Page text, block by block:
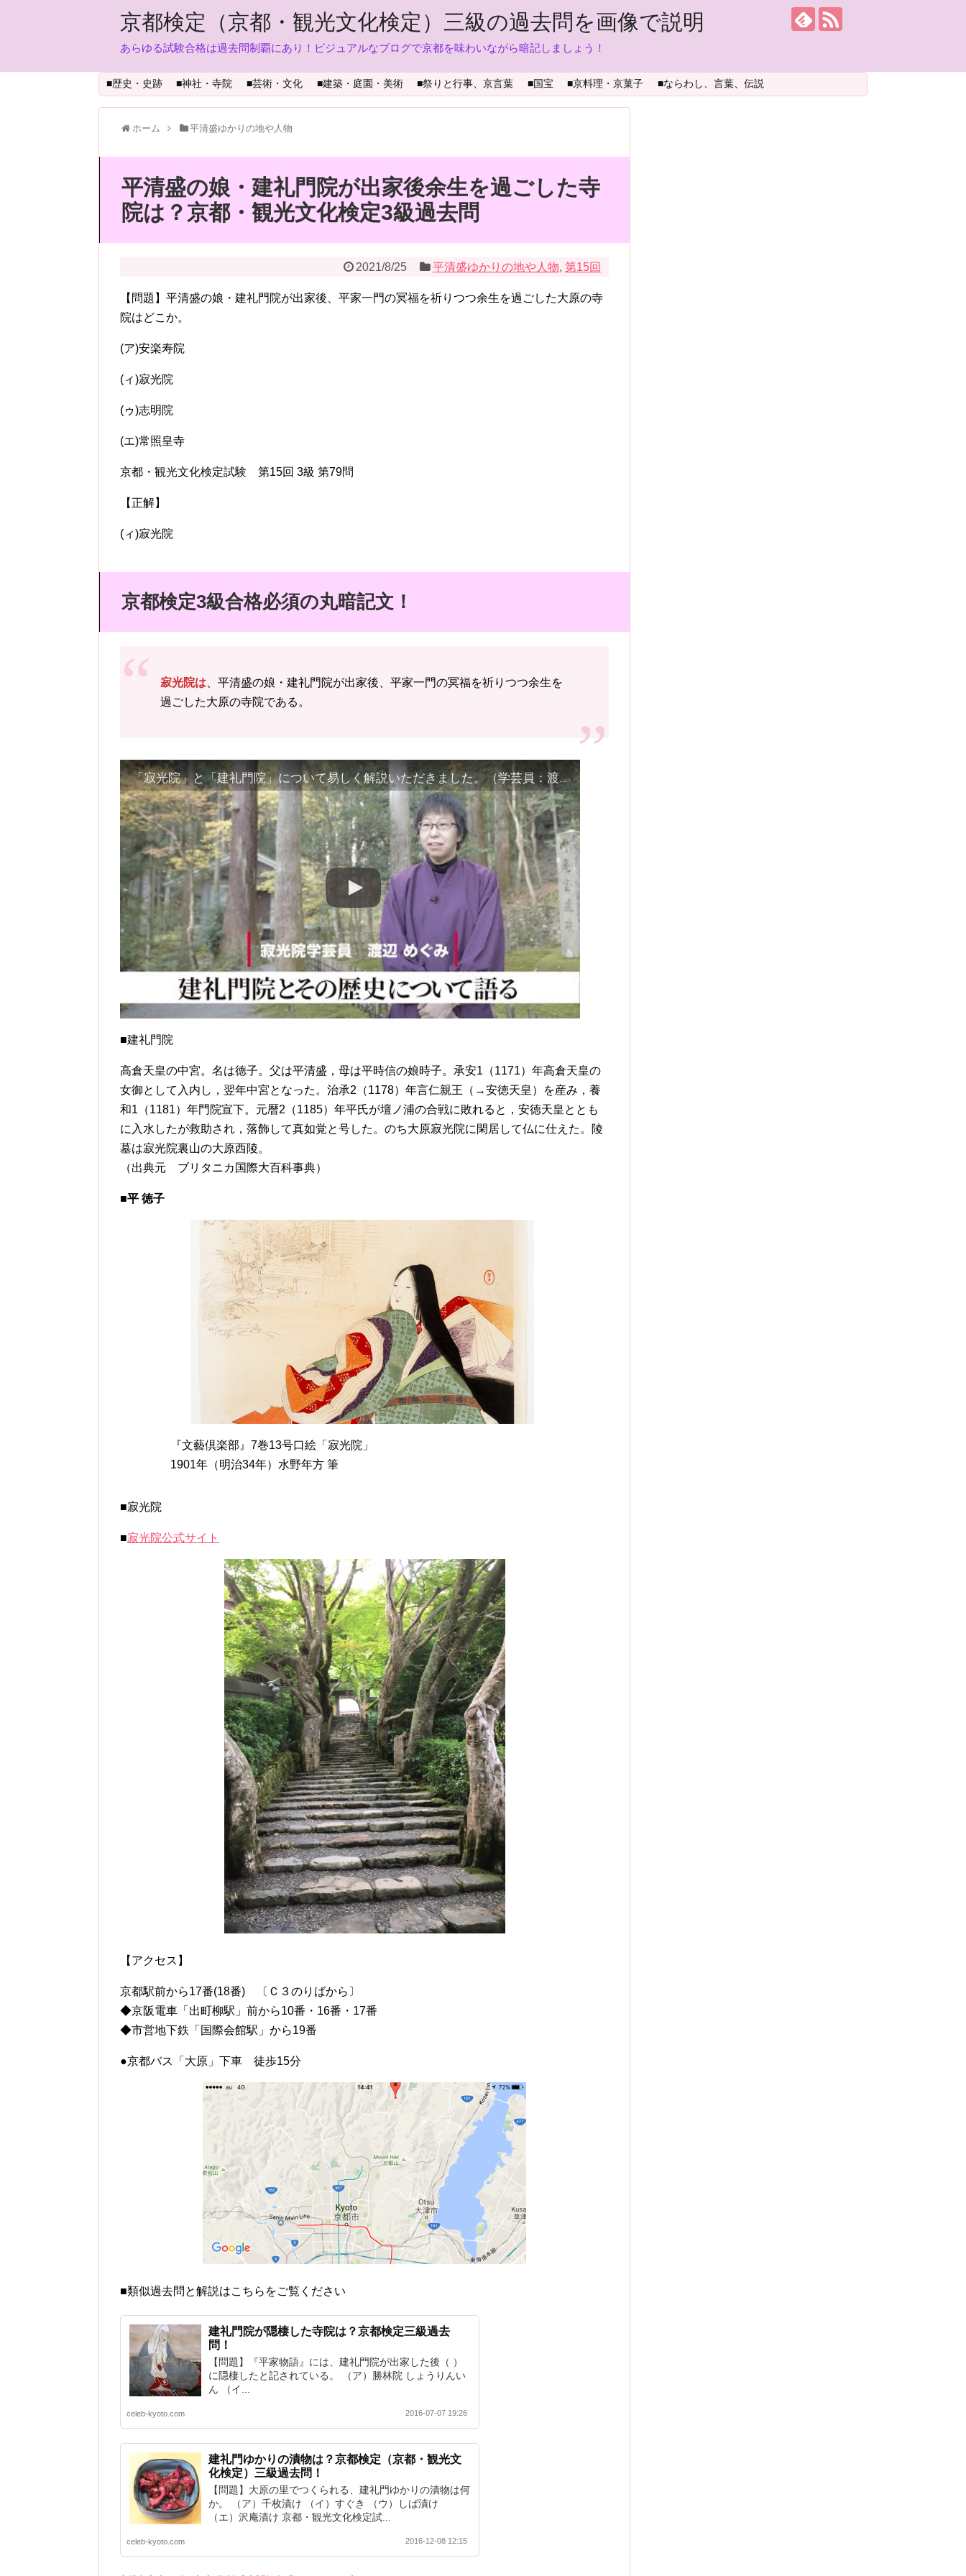
京都検定（京都・観光文化検定）三級の過去問を画像で説明
あらゆる試験合格は過去問制覇にあり！ビジュアルなブログで京都を味わいながら暗記しましょう！
■歴史・史跡 ■神社・寺院 ■芸術・文化 ■建築・庭園・美術 ■祭りと行事、京言葉 ■国宝 ■京料理・京菓子 ■ならわし、言葉、伝説
ホーム 平清盛ゆかりの地や人物
平清盛の娘・建礼門院が出家後余生を過ごした寺
院は？京都・観光文化検定3級過去問
2021/8/25 平清盛ゆかりの地や人物, 第15回
【問題】平清盛の娘・建礼門院が出家後、平家一門の冥福を祈りつつ余生を過ごした大原の寺
院はどこか。
(ア)安楽寿院
(ィ)寂光院
(ゥ)志明院
(エ)常照皇寺
京都・観光文化検定試験 第15回 3級 第79問
【正解】
(ィ)寂光院
京都検定3級合格必須の丸暗記文！
寂光院は 、平清盛の娘・建礼門院が出家後、平家一門の冥福を祈りつつ余生を
過ごした大原の寺院である。
「寂光院」と「建礼門院」について易しく解説いただきました。（学芸員：渡辺めぐみ）京都大原
■建礼門院
高倉天皇の中宮。名は徳子。父は平清盛，母は平時信の娘時子。承安1（1171）年高倉天皇の
女御として入内し，翌年中宮となった。治承2（1178）年言仁親王（→安徳天皇）を産み，養
和1（1181）年門院宣下。元暦2（1185）年平氏が壇ノ浦の合戦に敗れると，安徳天皇ととも
に入水したが救助され，落飾して真如覚と号した。のち大原寂光院に閑居して仏に仕えた。陵
墓は寂光院裏山の大原西陵。
（出典元 ブリタニカ国際大百科事典）
■平 徳子
『文藝倶楽部』7巻13号口絵「寂光院」
1901年（明治34年）水野年方 筆
■寂光院
■寂光院公式サイト
【アクセス】
京都駅前から17番(18番) 〔Ｃ３のりばから〕
◆京阪電車「出町柳駅」前から10番・16番・17番
◆市営地下鉄「国際会館駅」から19番
●京都バス「大原」下車 徒歩15分
■類似過去問と解説はこちらをご覧ください
建礼門院が隠棲した寺院は？京都検定三級過去
問！
【問題】『平家物語』には、建礼門院が出家した後（ ）
に隠棲したと記されている。 （ア）勝林院 しょうりんい
ん （イ...
celeb-kyoto.com 2016-07-07 19:26
建礼門ゆかりの漬物は？京都検定（京都・観光文
化検定）三級過去問！
【問題】大原の里でつくられる、建礼門ゆかりの漬物は何
か。 （ア）千枚漬け （イ）すぐき （ウ）しば漬け
（エ）沢庵漬け 京都・観光文化検定試...
celeb-kyoto.com 2016-12-08 12:15